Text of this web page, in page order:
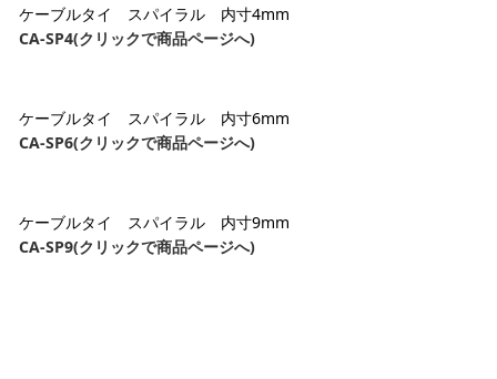
ケーブルタイ スパイラル 内寸4mm
CA-SP4(クリックで商品ページへ)
ケーブルタイ スパイラル 内寸6mm
CA-SP6(クリックで商品ページへ)
ケーブルタイ スパイラル 内寸9mm
CA-SP9(クリックで商品ページへ)